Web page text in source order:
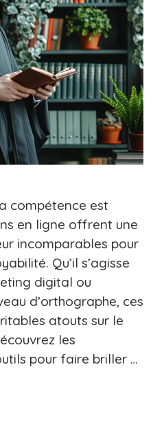
compétence est
en ligne offrent une
incomparables pour
Qu’il s’agisse
digital ou
d’orthographe, ces
atouts sur le
les
pour faire briller …